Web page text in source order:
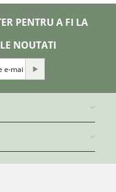
PENTRU A FI LA
NOUTATI